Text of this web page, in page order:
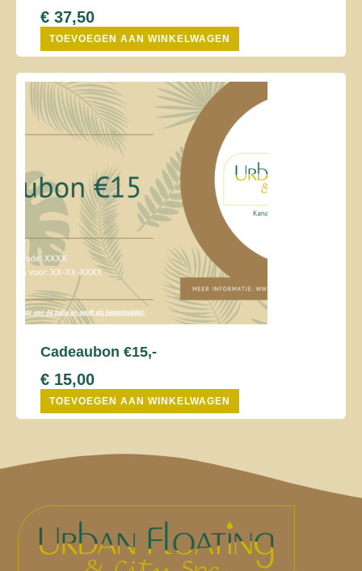
€37,50
TOEVOEGEN AAN WINKELWAGEN
Cadeaubon €15,-
€15,00
TOEVOEGEN AAN WINKELWAGEN